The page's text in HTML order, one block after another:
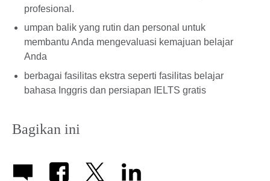
profesional.
umpan balik yang rutin dan personal untuk
membantu Anda mengevaluasi kemajuan belajar
Anda
berbagai fasilitas ekstra seperti fasilitas belajar
bahasa Inggris dan persiapan IELTS gratis
Bagikan ini